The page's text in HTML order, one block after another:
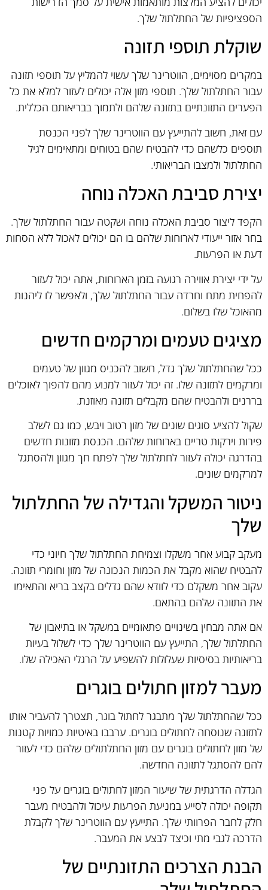
הספציפיות של החתלתול שלך.
שוקלת תוספי תזונה
במקרים מסוימים, הווטרינר שלך עשוי להמליץ על תוספי תזונה
עבור החתלתול שלך. תוספי מזון אלה יכולים לעזור למלא את כל
הפערים התזונתיים בתזונה שלהם ולתמוך בבריאותם הכללית.
עם זאת, חשוב להתייעץ עם הווטרינר שלך לפני הכנסת
תוספים כלשהם כדי להבטיח שהם בטוחים ומתאימים לגיל
החתלתול ולמצבו הבריאותי.
יצירת סביבת האכלה נוחה
הקפד ליצור סביבת האכלה נוחה ושקטה עבור החתלתול שלך.
בחר אזור ייעודי לארוחות שלהם בו הם יכולים לאכול ללא הסחות
דעת או הפרעות.
על ידי יצירת אווירה רגועה בזמן הארוחות, אתה יכול לעזור
להפחית מתח וחרדה עבור החתלתול שלך, ולאפשר לו ליהנות
מהאוכל שלו בשלום.
מציגים טעמים ומרקמים חדשים
ככל שהחתלתול שלך גדל, חשוב להכניס מגוון של טעמים
ומרקמים לתזונה שלו. זה יכול לעזור למנוע מהם להפוך לאוכלים
בררנים ולהבטיח שהם מקבלים תזונה מאוזנת.
שקול להציע סוגים שונים של מזון רטוב ויבש, כמו גם לשלב
פירות וירקות טריים בארוחות שלהם. הכנסת מזונות חדשים
בהדרגה יכולה לעזור לחתלתול שלך לפתח חך מגוון ולהסתגל
למרקמים שונים.
ניטור המשקל והגדילה של החתלתול
שלך
מעקב קבוע אחר משקלו וצמיחת החתלתול שלך חיוני כדי
להבטיח שהוא מקבל את הכמות הנכונה של מזון וחומרי תזונה.
עקוב אחר משקלם כדי לוודא שהם גדלים בקצב בריא והתאימו
את התזונה שלהם בהתאם.
אם אתה מבחין בשינויים פתאומיים במשקל או בתיאבון של
החתלתול שלך, התייעץ עם הווטרינר שלך כדי לשלול בעיות
בריאותיות בסיסיות שעלולות להשפיע על הרגלי האכילה שלו.
מעבר למזון חתולים בוגרים
ככל שהחתלתול שלך מתבגר לחתול בוגר, תצטרך להעביר אותו
לתזונה שנוסחה לחתולים בוגרים. ערבבו באיטיות כמויות קטנות
של מזון לחתולים בוגרים עם מזון החתלתולים שלהם כדי לעזור
להם להסתגל לתזונה החדשה.
הגדלה הדרגתית של שיעור המזון לחתולים בוגרים על פני
תקופה יכולה לסייע במניעת הפרעות עיכול ולהבטיח מעבר
חלק לחבר הפרוותי שלך. התייעץ עם הווטרינר שלך לקבלת
הדרכה לגבי מתי וכיצד לבצע את המעבר.
הבנת הצרכים התזונתיים של